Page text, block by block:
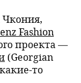
Чкония,
Fashion
проекта —
(Georgian
то